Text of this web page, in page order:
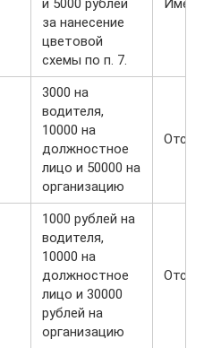
и 5000 рублей
за нанесение
цветовой
схемы по п. 7.
3000 на
водителя,
10000 на
должностное
лицо и 50000 на
организацию
1000 рублей на
водителя,
10000 на
должностное
лицо и 30000
рублей на
организацию